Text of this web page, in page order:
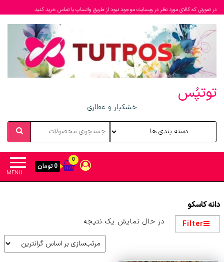
در صورتی که کالای مورد نظر در وبسایت موجود نبود از طریق واتساپ یا تماس خرید کنید
توتپُس
خشکبار و عطاری
MENU
0
0 تومان
دانه کاسکو
Filter در حال نمایش یک نتیجه